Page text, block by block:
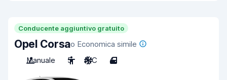
Conducente aggiuntivo gratuito
Opel Corsao Economica simile
Manuale
5 A/C 4